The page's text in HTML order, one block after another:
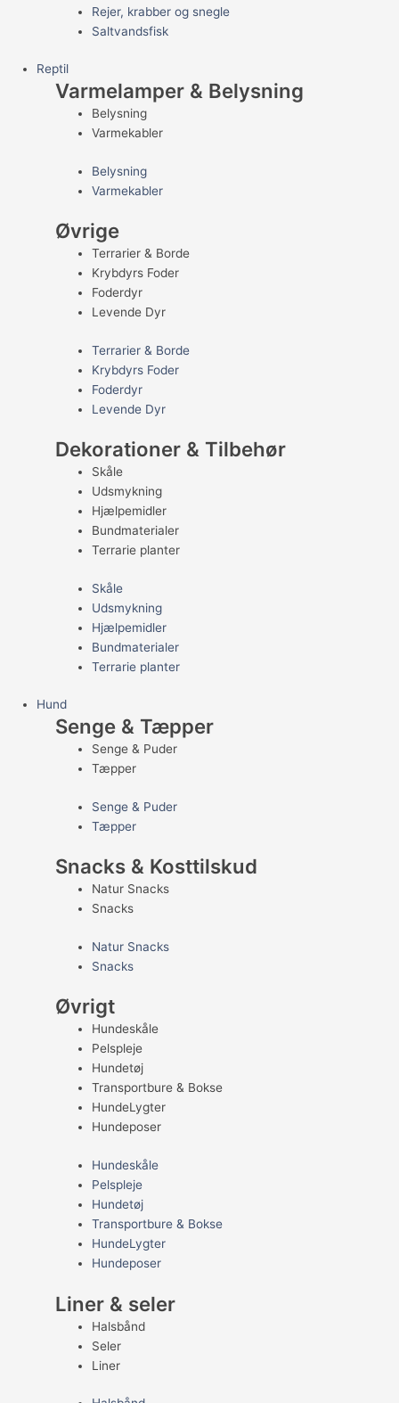
Rejer, krabber og snegle
Saltvandsfisk
Reptil
Varmelamper & Belysning
Belysning
Varmekabler
Belysning
Varmekabler
Øvrige
Terrarier & Borde
Krybdyrs Foder
Foderdyr
Levende Dyr
Terrarier & Borde
Krybdyrs Foder
Foderdyr
Levende Dyr
Dekorationer & Tilbehør
Skåle
Udsmykning
Hjælpemidler
Bundmaterialer
Terrarie planter
Skåle
Udsmykning
Hjælpemidler
Bundmaterialer
Terrarie planter
Hund
Senge & Tæpper
Senge & Puder
Tæpper
Senge & Puder
Tæpper
Snacks & Kosttilskud
Natur Snacks
Snacks
Natur Snacks
Snacks
Øvrigt
Hundeskåle
Pelspleje
Hundetøj
Transportbure & Bokse
HundeLygter
Hundeposer
Hundeskåle
Pelspleje
Hundetøj
Transportbure & Bokse
HundeLygter
Hundeposer
Liner & seler
Halsbånd
Seler
Liner